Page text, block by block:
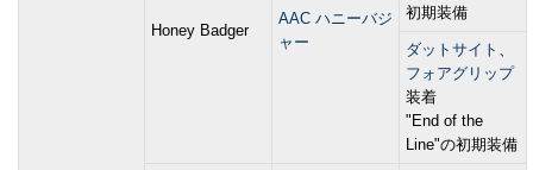
Honey Badger
AAC ハニーバジ
ャー
初期装備
ダットサイト 、
フォアグリップ
装着
"End of the
Line"の初期装備